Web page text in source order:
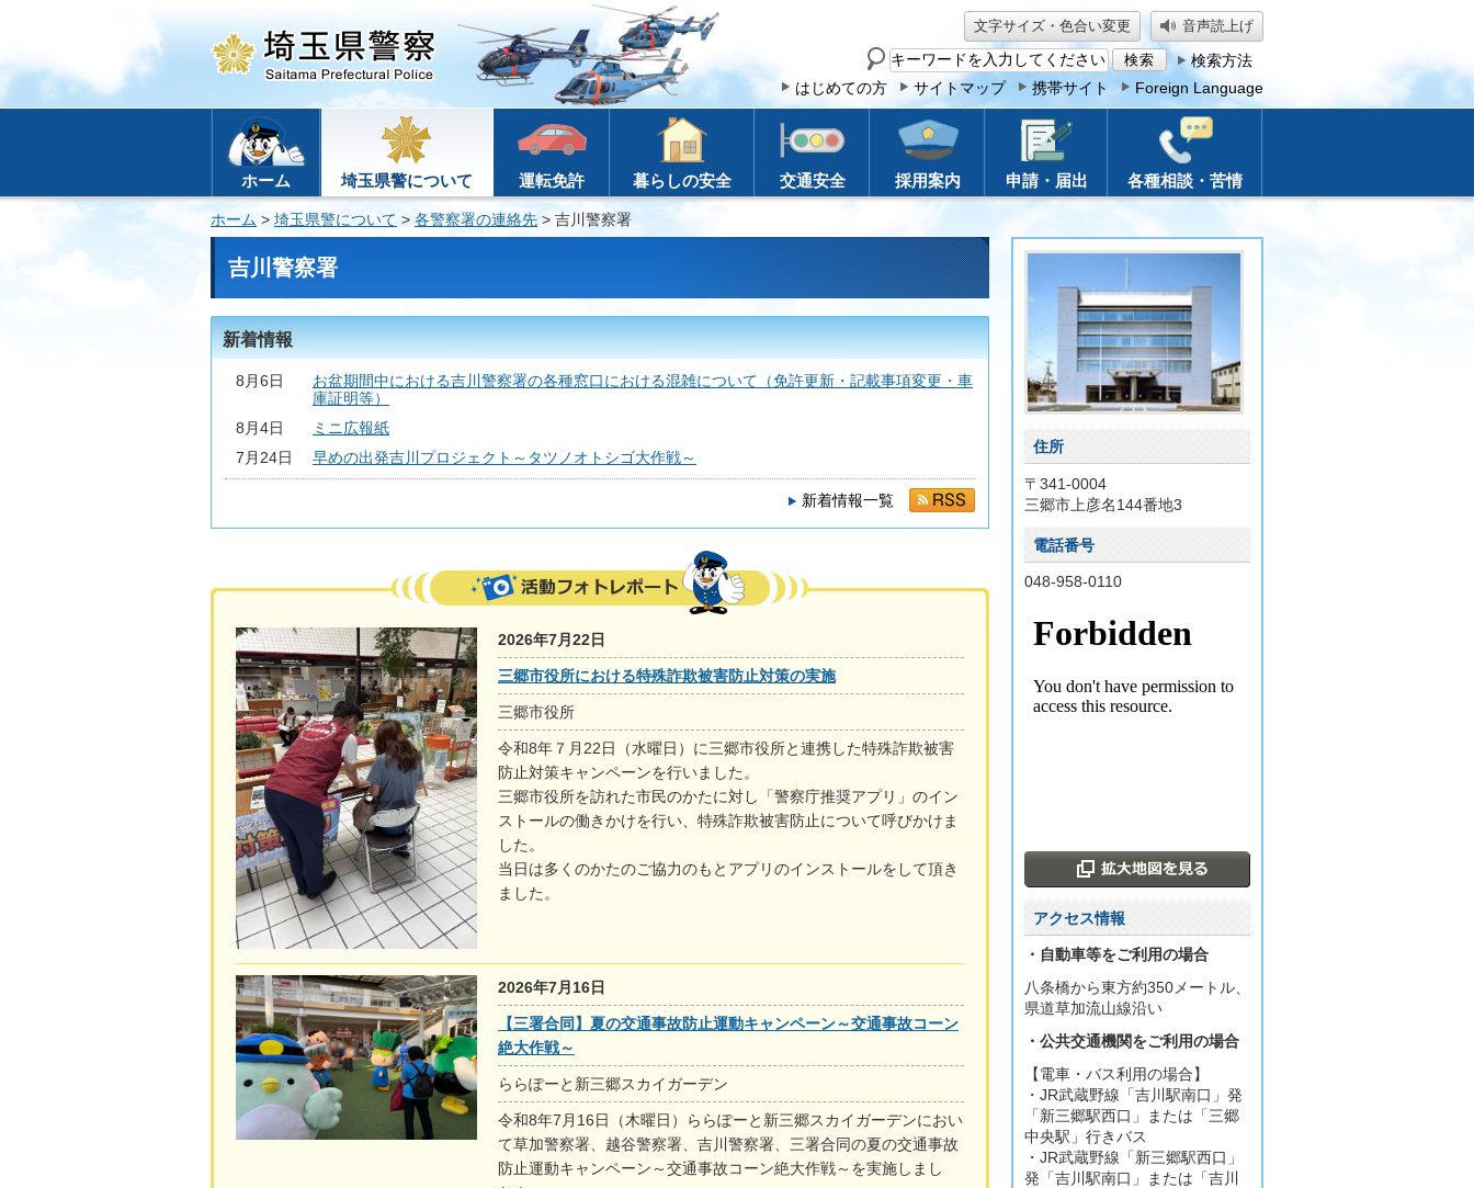
文字サイズ・色合い変更 音声読上げ
サ
イ
ト
検索方法
はじめての方
サイトマップ 携帯サイト Foreign Language
ホーム 埼玉県警について 運転免許 暮らしの安全 交通安全 採用案内 申請・届出 各種相談・苦情
ホーム > 埼玉県警について > 各警察署の連絡先 > 吉川警察署
吉川警察署
新着情報
8月6日
お盆期間中における吉川警察署の各種窓口における混雑について（免許更新・記載事項変更・車
庫証明等）
8月4日
ミニ広報紙
7月24日
早めの出発吉川プロジェクト～タツノオトシゴ大作戦～
新着情報一覧
2026年7月22日
三郷市役所における特殊詐欺被害防止対策の実施
三郷市役所
令和8年７月22日（水曜日）に三郷市役所と連携した特殊詐欺被害
防止対策キャンペーンを行いました。
三郷市役所を訪れた市民のかたに対し「警察庁推奨アプリ」のイン
ストールの働きかけを行い、特殊詐欺被害防止について呼びかけま
した。
当日は多くのかたのご協力のもとアプリのインストールをして頂き
ました。
2026年7月16日
【三署合同】夏の交通事故防止運動キャンペーン～交通事故コーン
絶大作戦～
ららぽーと新三郷スカイガーデン
令和8年7月16日（木曜日）ららぽーと新三郷スカイガーデンにおい
て草加警察署、越谷警察署、吉川警察署、三署合同の夏の交通事故
防止運動キャンペーン～交通事故コーン絶大作戦～を実施しまし
住所
〒341-0004
三郷市上彦名144番地3
電話番号
048-958-0110
アクセス情報
・自動車等をご利用の場合
八条橋から東方約350メートル、
県道草加流山線沿い
・公共交通機関をご利用の場合
【電車・バス利用の場合】
・JR武蔵野線「吉川駅南口」発
「新三郷駅西口」または「三郷
中央駅」行きバス
・JR武蔵野線「新三郷駅西口」
発「吉川駅南口」または「吉川